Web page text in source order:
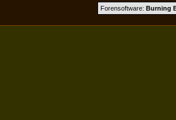
Forensoftware: Burning